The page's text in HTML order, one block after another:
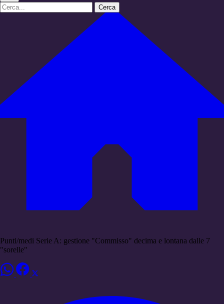
Cerca
Punti/medi Serie A: gestione "Commisso" decima e lontana dalle 7
"sorelle"